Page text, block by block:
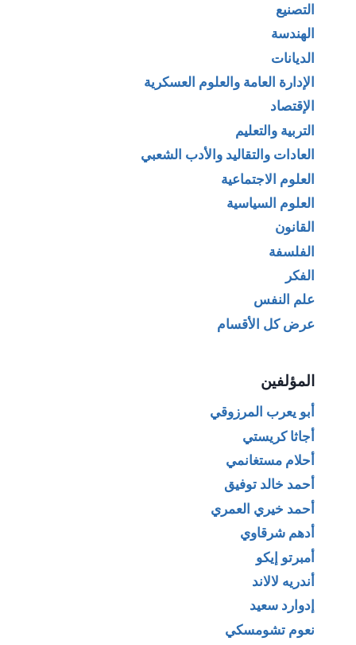
التصنيع
الهندسة
الديانات
الإدارة العامة والعلوم العسكرية
الإقتصاد
التربية والتعليم
العادات والتقاليد والأدب الشعبي
العلوم الاجتماعية
العلوم السياسية
القانون
الفلسفة
الفكر
علم النفس
عرض كل الأقسام
المؤلفين
أبو يعرب المرزوقي
أجاثا كريستي
أحلام مستغانمي
أحمد خالد توفيق
أحمد خيري العمري
أدهم شرقاوي
أمبرتو إيكو
أندريه لالاند
إدوارد سعيد
نعوم تشومسكي